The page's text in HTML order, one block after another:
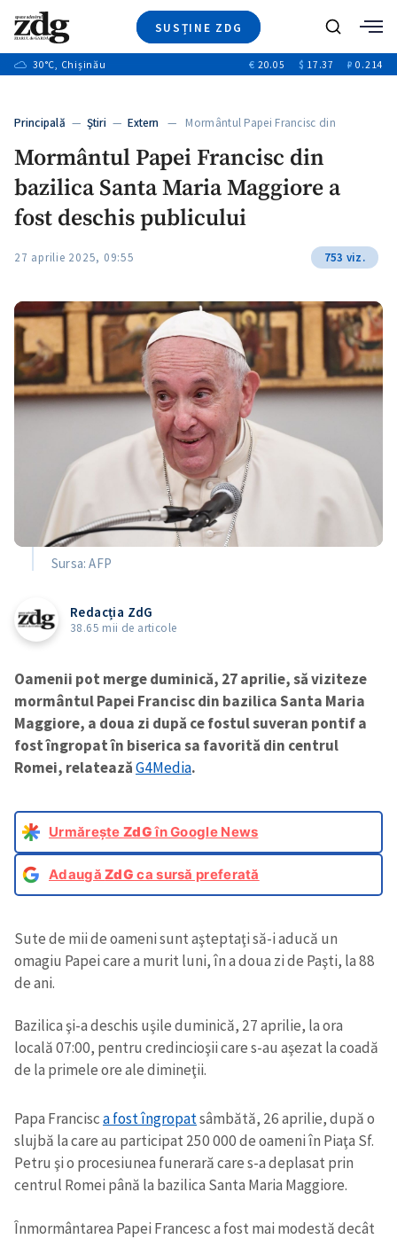
SUSȚINE ZDG
Ştiri
+7
Special
+1
+1
Blog
Caută
30°C, Chișinău € 20.05 $ 17.37 ₽ 0.214
Principală — Ştiri — Extern — Mormântul Papei Francisc din
Mormântul Papei Francisc din
bazilica Santa Maria Maggiore a
fost deschis publicului
27 aprilie 2025, 09:55 753 viz.
Sursa: AFP
Redacția ZdG
38.65 mii de articole
Oamenii pot merge duminică, 27 aprilie, să viziteze
mormântul Papei Francisc din bazilica Santa Maria
Maggiore, a doua zi după ce fostul suveran pontif a
fost îngropat în biserica sa favorită din centrul
Romei, relateazăG4Media.
Urmărește ZdGîn Google News
AdaugăZdG ca sursă preferată
Sute de mii de oameni sunt aşteptaţi să-i aducă un
omagiu Papei care a murit luni, în a doua zi de Paşti, la 88
de ani.
Bazilica şi-a deschis uşile duminică, 27 aprilie, la ora
locală 07:00, pentru credincioşii care s-au aşezat la coadă
de la primele ore ale dimineţii.
Papa Francisca fost îngropatsâmbătă, 26 aprilie, după o
slujbă la care au participat 250 000 de oameni în Piaţa Sf.
Petru şi o procesiunea funerară care s-a deplasat prin
centrul Romei până la bazilica Santa Maria Maggiore.
Înmormântarea Papei Francesc a fost mai modestă decât